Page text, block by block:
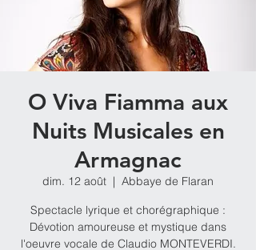
O Viva Fiamma aux
Nuits Musicales en
Armagnac
dim. 12 août
  |
Abbaye de Flaran
Spectacle lyrique et chorégraphique :
Dévotion amoureuse et mystique dans
l'oeuvre vocale de Claudio MONTEVERDI.